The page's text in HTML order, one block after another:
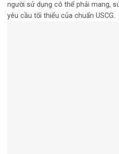
người sử dụng có thể phải mang,
yêu cầu tối thiểu của chuẩn USCG.